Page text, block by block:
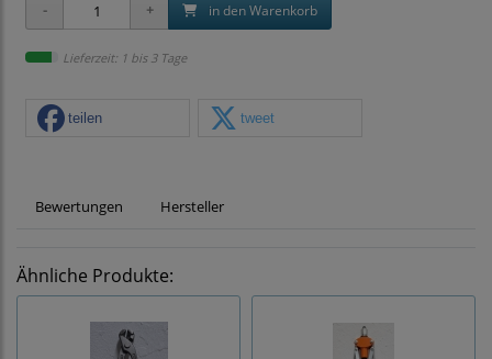
in den Warenkorb
Lieferzeit: 1 bis 3 Tage
teilen tweet
Bewertungen Hersteller
Ähnliche Produkte: